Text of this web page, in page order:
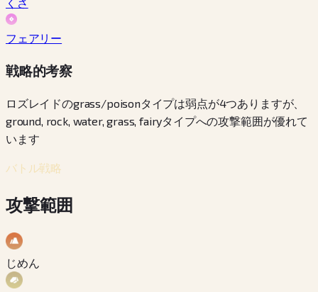
フェアリー
戦略的考察
ロズレイドのgrass/poisonタイプは弱点が4つありますが、
ground, rock, water, grass, fairyタイプへの攻撃範囲が優れて
います
バトル戦略
攻撃範囲
じめん